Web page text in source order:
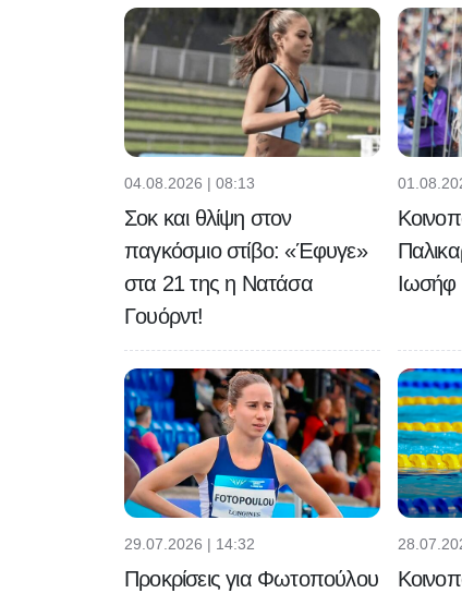
04.08.2026 | 08:13
Σοκ και θλίψη στον
παγκόσμιο στίβο: «Έφυγε»
στα 21 της η Νατάσα
Γουόρντ!
29.07.2026 | 14:32
Προκρίσεις για Φωτοπούλου